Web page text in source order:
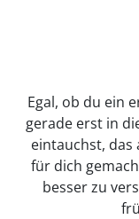
Egal, ob du ein
gerade erst in
eintauchst, das
für dich
besser zu